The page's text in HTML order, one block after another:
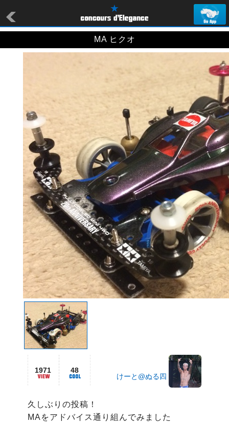
MA ヒクオ
1971 48
けーと@ぬる四
久しぶりの投稿！
MAをアドバイス通り組んでみました